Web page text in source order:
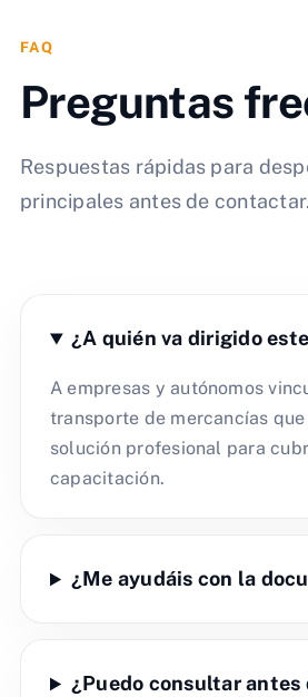
FAQ
Preguntas
Respuestas rápidas para
principales antes de contactar.
¿A quién va dirigido
A empresas y autónomos
transporte de mercancías
solución profesional para
capacitación.
¿Me ayudáis con la
¿Puedo consultar antes